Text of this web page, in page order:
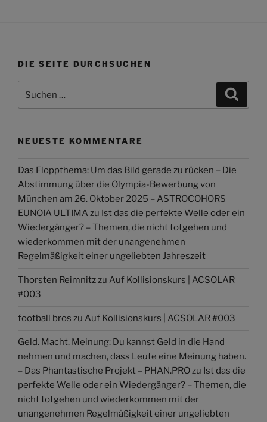
DIE SEITE DURCHSUCHEN
nach:
NEUESTE KOMMENTARE
Das Floppthema: Um das Bild gerade zu rücken – Die
Abstimmung über die Olympia-Bewerbung von
München am 26. Oktober 2025 – ASTROCOHORS
EUNOIA ULTIMA zu Ist das die perfekte Welle oder ein
Wiedergänger? – Themen, die nicht totgehen und
wiederkommen mit der unangenehmen
Regelmäßigkeit einer ungeliebten Jahreszeit
Thorsten Reimnitzzu Auf Kollisionskurs | ACSOLAR
#003
football bros zu Auf Kollisionskurs | ACSOLAR #003
Geld. Macht. Meinung: Du kannst Geld in die Hand
nehmen und machen, dass Leute eine Meinung haben.
– Das Phantastische Projekt – PHAN.PROzu Ist das die
perfekte Welle oder ein Wiedergänger? – Themen, die
nicht totgehen und wiederkommen mit der
unangenehmen Regelmäßigkeit einer ungeliebten